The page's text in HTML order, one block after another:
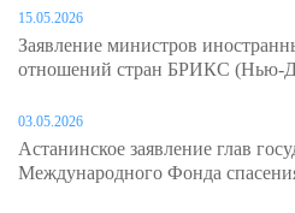
15.05.2026
Заявление министров
отношений стран БРИКС (Нью-
03.05.2026
Астанинское заявление глав
Международного Фонда